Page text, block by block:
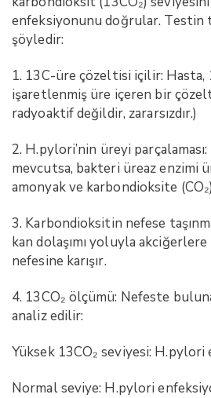
enfeksiyonunu doğrular. Testin
şöyledir:
1. 13C-üre çözeltisi içilir:
işaretlenmiş üre içeren bir
radyoaktif değildir, zararsızdır.)
2. H.pylori’nin üreyi
mevcutsa, bakteri üreaz enzimi
amonyak ve karbondioksite
3. Karbondioksitin nefese
kan dolaşımı yoluyla akciğerlere
nefesine karışır.
4. 13CO₂ ölçümü: Nefeste
analiz edilir:
Yüksek 13CO₂ seviyesi: H.pylori
Normal seviye: H.pylori